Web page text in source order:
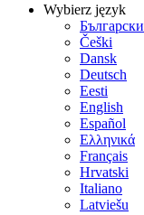
Wybierz język
Български
Češki
Dansk
Deutsch
Eesti
English
Español
Ελληνικά
Français
Hrvatski
Italiano
Latviešu